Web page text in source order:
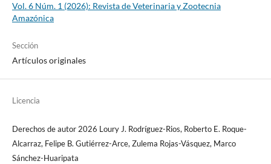
Vol. 6 Núm. 1 (2026): Revista de Veterinaria y Zootecnia
Amazónica
Sección
Artículos originales
Licencia
Derechos de autor 2026 Loury J. Rodríguez-Rios, Roberto E. Roque-
Alcarraz, Felipe B. Gutiérrez-Arce, Zulema Rojas-Vásquez, Marco
Sánchez-Huaripata